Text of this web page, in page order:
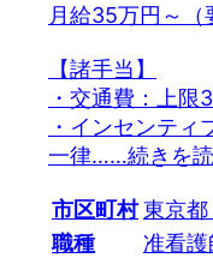
月給35万円～（
【諸手当】
・交通費：上限
・インセンテ
一律……続きを
市区町村東京
職種
准看護